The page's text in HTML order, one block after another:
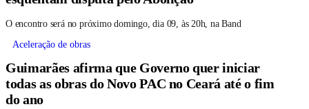
O encontro será no próximo domingo, dia 09, às 20h, na Band
Aceleração de obras
Guimarães afirma que Governo quer iniciar
todas as obras do Novo PAC no Ceará até o fim
do ano